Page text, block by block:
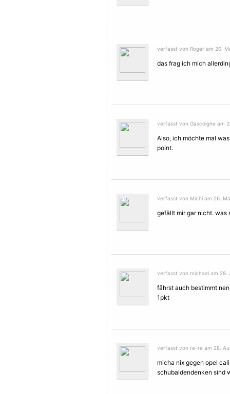
verfasst von Roger am 20.
das frag ich mich
verfasst von Gascoigne am
Also, ich möchte mal
point.
verfasst von Michi am 26.
gefällt mir gar nicht. was
verfasst von michael am 28.
fährst auch bestimmt
1pkt
verfasst von re-re am 28.
micha nix gegen opel
schubaldendenken sind